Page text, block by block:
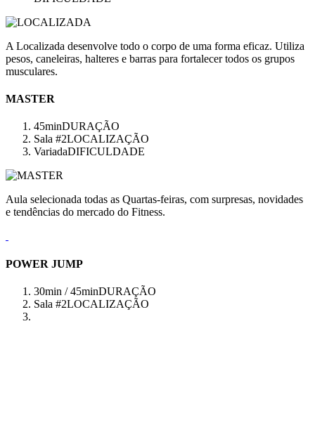
A Localizada desenvolve todo o corpo de uma forma eficaz. Utiliza
pesos, caneleiras, halteres e barras para fortalecer todos os grupos
musculares.
MASTER
45minDURAÇÃO
Sala #2LOCALIZAÇÃO
VariadaDIFICULDADE
Aula selecionada todas as Quartas-feiras, com surpresas, novidades
e tendências do mercado do Fitness.
POWER JUMP
30min / 45minDURAÇÃO
Sala #2LOCALIZAÇÃO